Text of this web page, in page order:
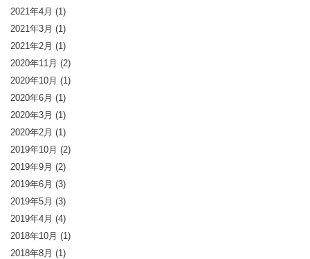
2021年4月 (1)
2021年3月 (1)
2021年2月 (1)
2020年11月 (2)
2020年10月 (1)
2020年6月 (1)
2020年3月 (1)
2020年2月 (1)
2019年10月 (2)
2019年9月 (2)
2019年6月 (3)
2019年5月 (3)
2019年4月 (4)
2018年10月 (1)
2018年8月 (1)